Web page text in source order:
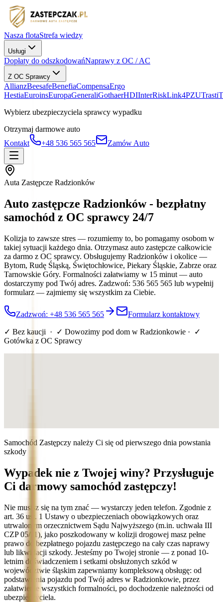
Nasza flotaStrefa wiedzy
Usługi
Dopłaty do odszkodowańNaprawy z OC / AC
Z OC Sprawcy
AllianzBeesafeBenefiaCompensaErgo
HestiaEuroinsEuropaGeneraliGothaerHDIInterRiskLink4PZUTrasti
Wybierz ubezpieczyciela sprawcy wypadku
Otrzymaj darmowe auto
Kontakt
+48 536 565 565 Zamów Auto
Auta Zastępcze Radzionków
Auto zastępcze Radzionków - bezpłatny
samochód z OC sprawcy 24/7
Kolizja to zawsze stres — rozumiemy to, bo pomagamy osobom w
takiej sytuacji każdego dnia. Otrzymasz auto zastępcze całkowicie
za darmo z OC sprawcy. Obsługujemy Radzionków i okolice —
Bytom, Rudę Śląską, Świętochłowice, Piekary Śląskie, Zabrze oraz
Tarnowskie Góry. Formalności załatwiamy w 15 minut — auto
dostarczymy pod Twój adres. Zadzwoń: 536 565 565 lub wypełnij
formularz — zajmiemy się wszystkim za Ciebie.
Zadzwoń: +48 536 565 565 Formularz kontaktowy
✓ Bez kaucji · ✓ Dowozimy pod dom w Radzionkowie · ✓
Gotówka z OC Sprawcy
Samochód Zastępczy należy Ci się od pierwszego dnia powstania
szkody
Wypadek nie z Twojej winy? Przysługuje
Ci darmowy samochód zastępczy!
Nie musisz się na tym znać — wystarczy jeden telefon. Zgodnie z
art. 36 ust. 1 Ustawy o ubezpieczeniach obowiązkowych oraz
utrwalonym orzecznictwem Sądu Najwyższego (m.in. uchwała III
CZP 05/11), jako poszkodowany w kolizji drogowej masz pełne
prawo do bezpłatnego pojazdu zastępczego na cały czas naprawy
lub likwidacji szkody. Jesteśmy po Twojej stronie — z ponad 10-
letnim doświadczeniem i setkami obsłużonych szkód w
województwie śląskim zapewniamy kompleksową obsługę: od
podstawienia pojazdu pod Twój adres w Radzionkowie, przez
załatwienie wszystkich formalności, po dochodzenie należności od
ubezpieczyciela.